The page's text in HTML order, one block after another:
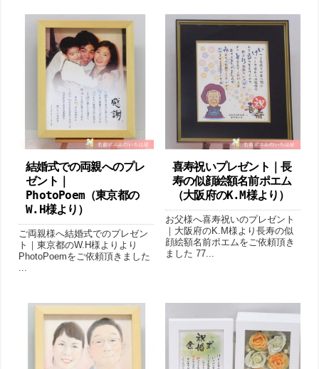
結婚式での両親へのプレ
ゼント｜
PhotoPoem（東京都の
W.H様より ）
ご両親様へ結婚式でのプレゼン
ト｜東京都のW.H様よりより
PhotoPoemをご依頼頂きました
喜寿祝いプレゼント｜長
寿の似顔絵額名前ポエム
（大阪府のK.M様より ）
お父様へ喜寿祝いのプレゼント
｜大阪府のK.M様より長寿の似
顔絵額名前ポエムをご依頼頂き
ました 77...